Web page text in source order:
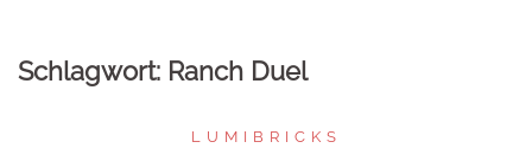
Schlagwort: Ranch Duel
LUMIBRICKS